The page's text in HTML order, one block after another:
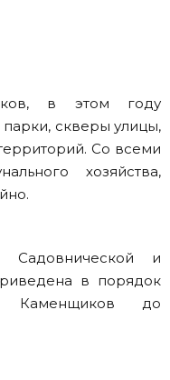
в этом году
скверы улицы,
Со всеми
хозяйства,
Садовнической и
в порядок
Каменщиков до